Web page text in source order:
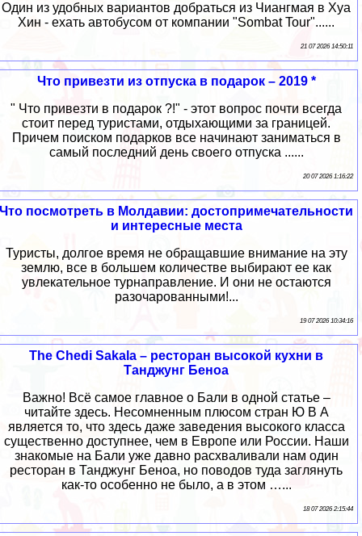
Один из удобных вариантов добраться из Чиангмая в Хуа
Хин - ехать автобусом от компании "Sombat Tour"......
21 07 2026 14:50:11
Что привезти из отпуска в подарок – 2019 *
" Что привезти в подарок ?!" - этот вопрос почти всегда
стоит перед туристами, отдыхающими за границей.
Причем поиском подарков все начинают заниматься в
самый последний день своего отпуска ......
20 07 2026 1:16:22
Что посмотреть в Молдавии: достопримечательности
и интересные места
Туристы, долгое время не обращавшие внимание на эту
землю, все в большем количестве выбирают ее как
увлекательное турнаправление. И они не остаются
разочарованными!...
19 07 2026 10:34:16
The Chedi Sakala – ресторан высокой кухни в
Танджунг Беноа
Важно! Всё самое главное о Бали в одной статье –
читайте здесь. Несомненным плюсом стран Ю В А
является то, что здесь даже заведения высокого класса
существенно доступнее, чем в Европе или России. Наши
знакомые на Бали уже давно расхваливали нам один
ресторан в Танджунг Беноа, но поводов туда заглянуть
как-то особенно не было, а в этом …...
18 07 2026 2:15:44